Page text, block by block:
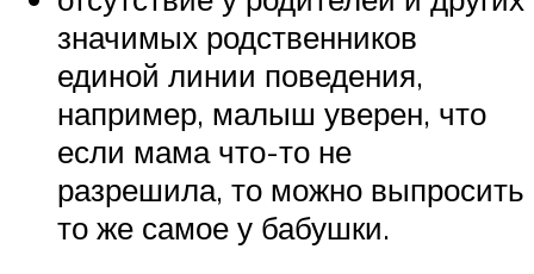
значимых родственников
единой линии поведения,
например, малыш уверен, что
если мама что-то не
разрешила, то можно выпросить
то же самое у бабушки.